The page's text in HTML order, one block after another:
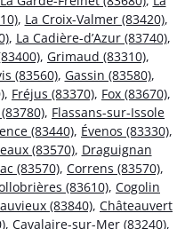
, La Croix-Valmer (83420),
, La Cadière-d’Azur (83740),
, Grimaud (83310),
(83560), Gassin (83580),
, Fréjus (83370), Fox (83670),
, Flassans-sur-Issole
(83440), Évenos (83330),
(83570), Draguignan
(83570), Correns (83570),
(83610), Cogolin
(83840), Châteauvert
, Cavalaire-sur-Mer (83240),